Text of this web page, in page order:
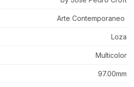
Arte Contemporaneo
Loza
Multicolor
97.00mm